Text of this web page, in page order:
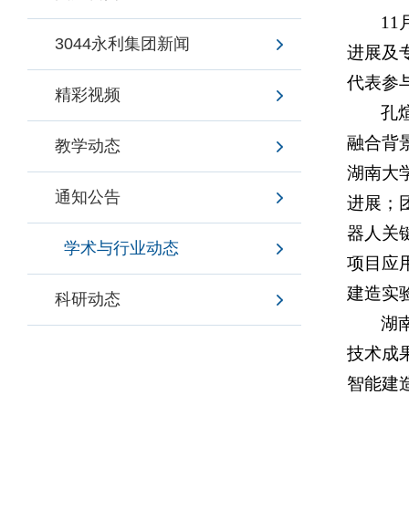
3044永利集团新闻
精彩视频
教学动态
通知公告
学术与行业动态
科研动态
11
进展及
代表参
孔
融合背
湖南大
进展；
器人关
项目应
建造实
湖
技术成
智能建